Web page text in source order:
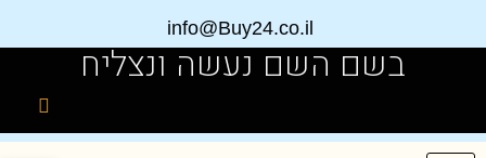
info@Buy24.co.il
בשם השם נעשה ונצליח